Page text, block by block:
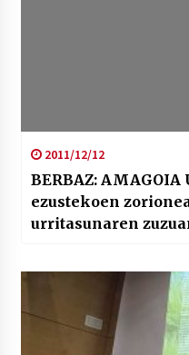
2011/12/12
BERBAZ:
ezustekoen
urritasunaren